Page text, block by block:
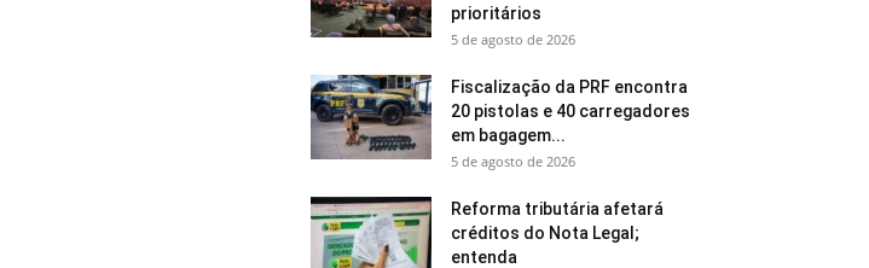
prioritários
5 de agosto de 2026
Fiscalização da PRF encontra
20 pistolas e 40 carregadores
em bagagem...
5 de agosto de 2026
Reforma tributária afetará
créditos do Nota Legal;
entenda